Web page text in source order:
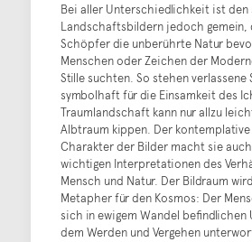
Bei aller Unterschiedlichkeit ist den
Landschaftsbildern jedoch gemein,
Schöpfer die unberührte Natur
Menschen oder Zeichen der
Stille suchten. So stehen verlassene
symbolhaft für die Einsamkeit des
Traumlandschaft kann nur allzu
Albtraum kippen. Der kontemplative
Charakter der Bilder macht sie
wichtigen Interpretationen des
Mensch und Natur. Der Bildraum
Metapher für den Kosmos: Der
sich in ewigem Wandel befindlichen
dem Werden und Vergehen